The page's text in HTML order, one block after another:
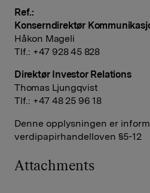
Ref.:
Konserndirektør
Håkon Mageli
Tlf.: +47 928 45 828
Direktør Investor Relations
Thomas Ljungqvist
Tlf.: +47 48 25 96 18
Denne opplysningen er
verdipapirhandelloven §5-12
Attachments